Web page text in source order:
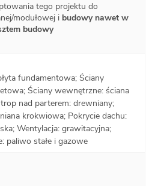
tego projektu do
modułowej i budowy nawet w
budowy
fundamentowa; Ściany
Ściany wewnętrzne: ściana
nad parterem: drewniany;
krokwiowa; Pokrycie dachu:
Wentylacja: grawitacyjna;
paliwo stałe i gazowe